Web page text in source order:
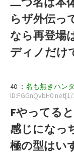
らザ外伝っ
なら再登場
ディノだけ
40 ： 名も無きハン
Fやってる
感じになっ
極の型はい